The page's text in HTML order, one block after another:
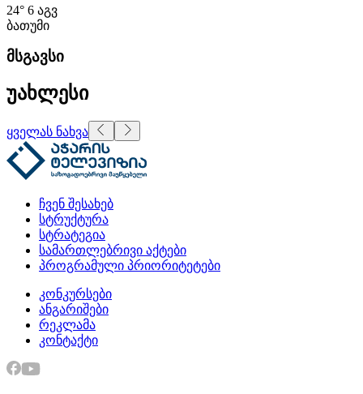
24° 6 აგვ
ბათუმი
მსგავსი
უახლესი
ყველას ნახვა
ჩვენ შესახებ
სტრუქტურა
სტრატეგია
სამართლებრივი აქტები
პროგრამული პრიორიტეტები
კონკურსები
ანგარიშები
რეკლამა
კონტაქტი